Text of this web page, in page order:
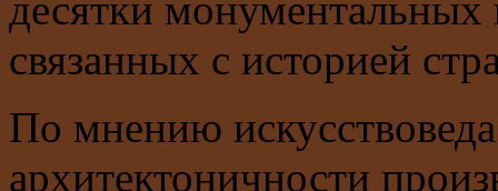
десятки
связанных с историей
По мнению
архитектоничности